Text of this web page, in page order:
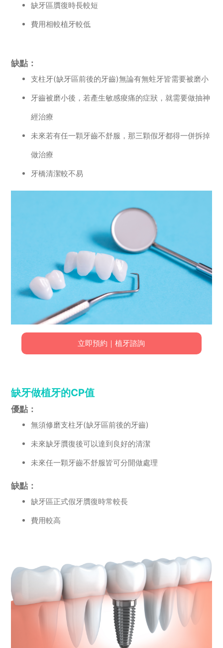
缺牙區贋復時長較短
費用相較植牙較低
缺點：
支柱牙(缺牙區前後的牙齒)無論有無蛀牙皆需要被磨小
牙齒被磨小後，若產生敏感痠痛的症狀，就需要做抽神
經治療
未來若有任一顆牙齒不舒服，那三顆假牙都得一併拆掉
做治療
牙橋清潔較不易
立即預約｜植牙諮詢
缺牙做植牙的CP值
優點：
無須修磨支柱牙(缺牙區前後的牙齒)
未來缺牙贋復後可以達到良好的清潔
未來任一顆牙齒不舒服皆可分開做處理
缺點：
缺牙區正式假牙贋復時常較長
費用較高